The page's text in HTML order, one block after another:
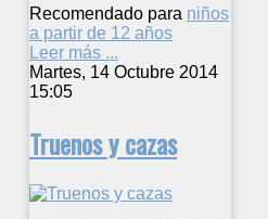
Recomendado para niños
a partir de 12 años
Leer más ...
Martes, 14 Octubre 2014
15:05
Truenos y cazas